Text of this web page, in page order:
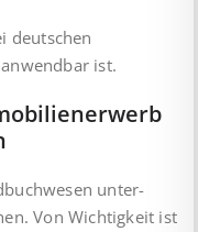
deutschen
ist.
unter­
Von Wichtigkeit ist